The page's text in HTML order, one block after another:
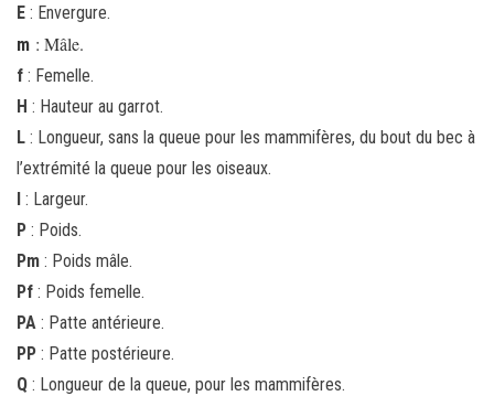
E : Envergure.
m : Mâle.
f : Femelle.
H : Hauteur au garrot.
L : Longueur, sans la queue pour les mammifères, du bout du bec à
l’extrémité la queue pour les oiseaux.
l : Largeur.
P : Poids.
Pm : Poids mâle.
Pf : Poids femelle.
PA : Patte antérieure.
PP : Patte postérieure.
Q : Longueur de la queue, pour les mammifères.